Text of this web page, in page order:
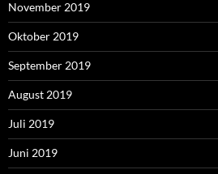
November 2019
Oktober 2019
September 2019
August 2019
Juli 2019
Juni 2019